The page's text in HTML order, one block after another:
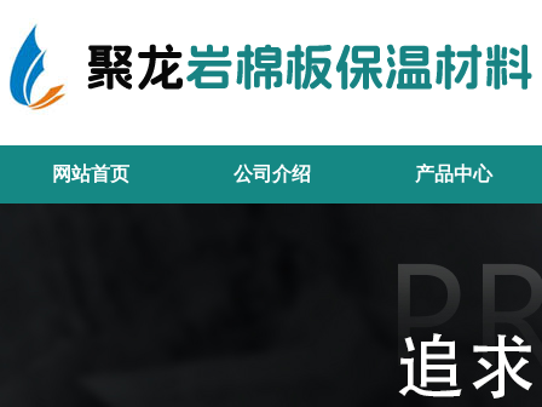
网站首页 公司介绍 产品中心